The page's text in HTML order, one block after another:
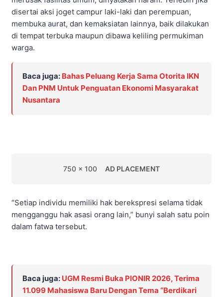
disertai aksi joget campur laki-laki dan perempuan,
membuka aurat, dan kemaksiatan lainnya, baik dilakukan
di tempat terbuka maupun dibawa keliling permukiman
warga.
Baca juga: Bahas Peluang Kerja Sama Otorita IKN
Dan PNM Untuk Penguatan Ekonomi Masyarakat
Nusantara
750 x 100 AD PLACEMENT
“Setiap individu memiliki hak berekspresi selama tidak
mengganggu hak asasi orang lain,” bunyi salah satu poin
dalam fatwa tersebut.
Baca juga: UGM Resmi Buka PIONIR 2026, Terima
11.099 Mahasiswa Baru Dengan Tema “Berdikari